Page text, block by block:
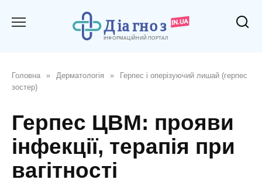
Головна » Дерматологія »
Герпес і оперізуючий лишай (герпес
зостер)
Герпес ЦВМ: прояви
інфекції, терапія при
вагітності